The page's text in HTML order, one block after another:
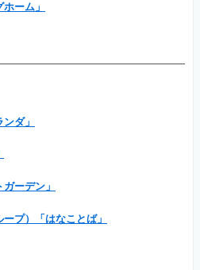
ーム」
ダ」
ーデン」
プ）「はなことば」